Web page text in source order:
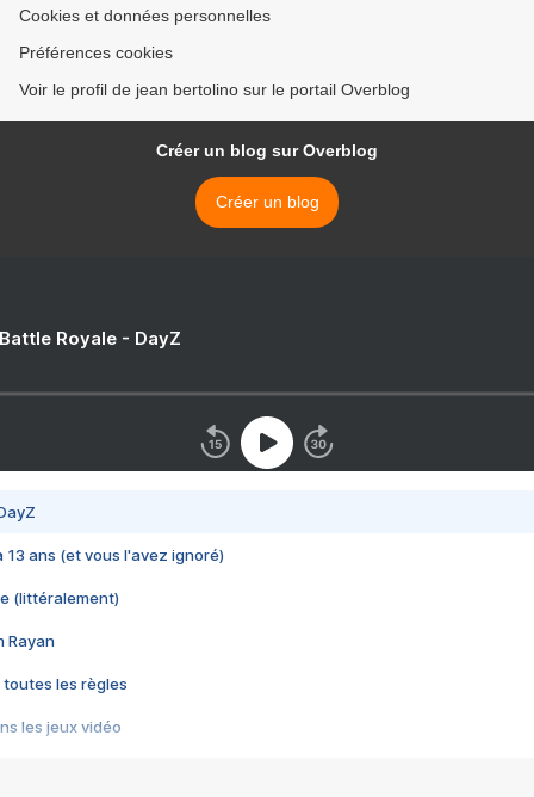
Cookies et données personnelles
Préférences cookies
Voir le profil de jean bertolino sur le portail Overblog
Créer un blog sur Overblog
Créer un blog
Royale - DayZ
13 ans (et vous l'avez ignoré)
(littéralement)
Rayan
toutes les règles
les jeux vidéo